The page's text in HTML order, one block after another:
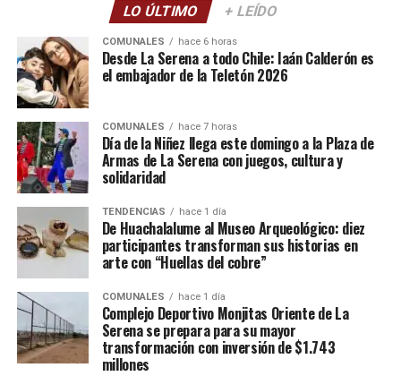
LO ÚLTIMO + LEÍDO
COMUNALES hace 6 horas
Desde La Serena a todo Chile: Iaán Calderón es
el embajador de la Teletón 2026
COMUNALES hace 7 horas
Día de la Niñez llega este domingo a la Plaza de
Armas de La Serena con juegos, cultura y
solidaridad
TENDENCIAS hace 1 día
De Huachalalume al Museo Arqueológico: diez
participantes transforman sus historias en
arte con “Huellas del cobre”
COMUNALES hace 1 día
Complejo Deportivo Monjitas Oriente de La
Serena se prepara para su mayor
transformación con inversión de $1.743
millones